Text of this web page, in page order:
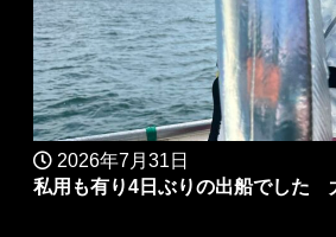
2026年7月31日
私用も有り4日ぶりの出船でした